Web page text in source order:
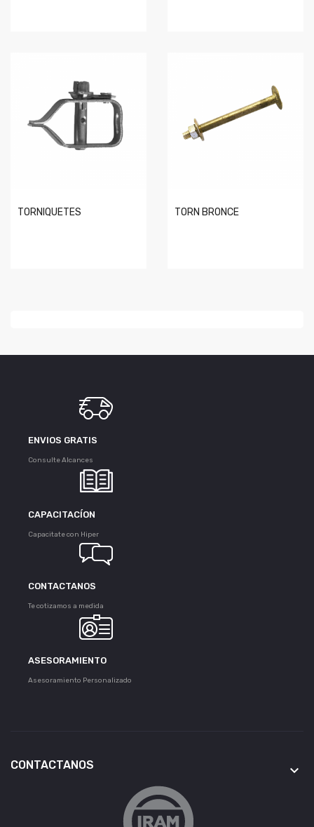
TORNIQUETES TORN BRONCE
ENVIOS GRATIS
Consulte Alcances
CAPACITACÍON
Capacitate con Hiper
CONTACTANOS
Te cotizamos a medida
ASESORAMIENTO
Asesoramiento Personalizado
CONTACTANOS keyboard_arrow_down